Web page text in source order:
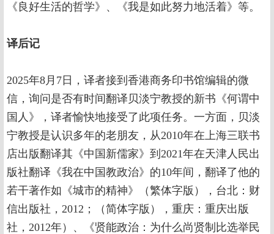
《良好生活的哲学》、《我是如此努力地活着》等。
译后记
2025年8月7日，译者接到香港商务印书馆编辑的微
信，询问是否有时间翻译贝淡宁教授的新书《何谓中
国人》，译者愉快地接受了此项任务。一方面，贝淡
宁教授是认识多年的老朋友，从2010年在上海三联书
店出版翻译其《中国新儒家》到2021年在天津人民出
版社翻译《我在中国教政治》的10年间，翻译了他的
若干著作如《城市的精神》（繁体字版），台北：财
信出版社，2012；（简体字版），重庆：重庆出版
社，2012年）、《贤能政治：为什么尚贤制比选举民